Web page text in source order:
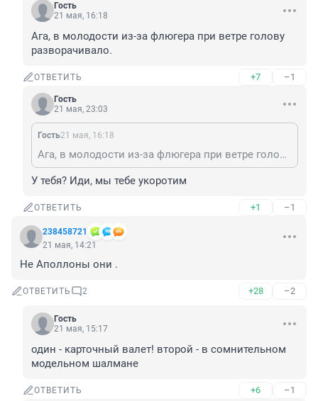
Гость
21 мая, 16:18
Ага, в молодости из-за флюгера при ветре голову
разворачивало.
ОТВЕТИТЬ +7 –1
Гость
21 мая, 23:03
Гость21 мая, 16:18
Ага, в молодости из-за флюгера при ветре голову разворачивало.
У тебя? Иди, мы тебе укоротим
ОТВЕТИТЬ +1 –1
238458721
21 мая, 14:21
Не Аполлоны они .
ОТВЕТИТЬ 2 +28 –2
Гость
21 мая, 15:17
один - карточный валет! второй - в сомнительном
модельном шалмане
ОТВЕТИТЬ +6 –1